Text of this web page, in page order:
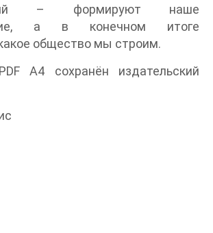
– формируют наше
а в конечном итоге
общество мы строим.
A4 сохранён издательский